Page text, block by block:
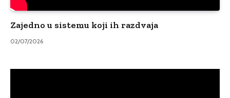
Zajedno u sistemu koji ih razdvaja
02/07/2026